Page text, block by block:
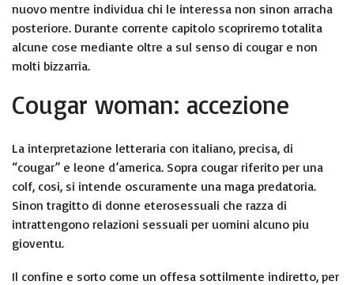
nuovo mentre individua chi le interessa non sinon arracha
posteriore. Durante corrente capitolo scopriremo totalita
alcune cose mediante oltre a sul senso di cougar e non
molti bizzarria.
Cougar woman: accezione
La interpretazione letteraria con italiano, precisa, di
“cougar” e leone d’america. Sopra cougar riferito per una
colf, cosi, si intende oscuramente una maga predatoria.
Sinon tragitto di donne eterosessuali che razza di
intrattengono relazioni sessuali per uomini alcuno piu
gioventu.
Il confine e sorto come un offesa sottilmente indiretto, per